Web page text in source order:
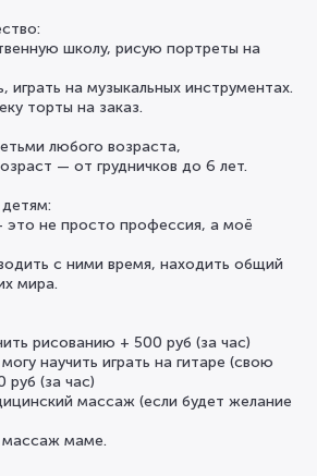
школу, рисую портреты на
на музыкальных инструментах.
торты на заказ.
любого возраста,
— от грудничков до 6 лет.
не просто профессия, а моё
с ними время, находить общий
мира.
рисованию + 500 руб (за час)
научить играть на гитаре (свою
руб (за час)
массаж (если будет желание
массаж маме.